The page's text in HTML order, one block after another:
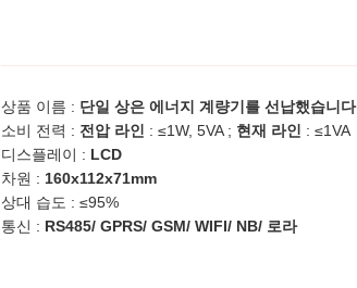
상품 이름 : 단일 상은 에너지 계량기를 선납했습니다
소비 전력 : 전압 라인 : ≤1W, 5VA ; 현재 라인
: ≤1VA
디스플레이 : LCD
차원 : 160x112x71mm
상대 습도 : ≤95%
통신 : RS485/ GPRS/ GSM/ WIFI/ NB/ 로라